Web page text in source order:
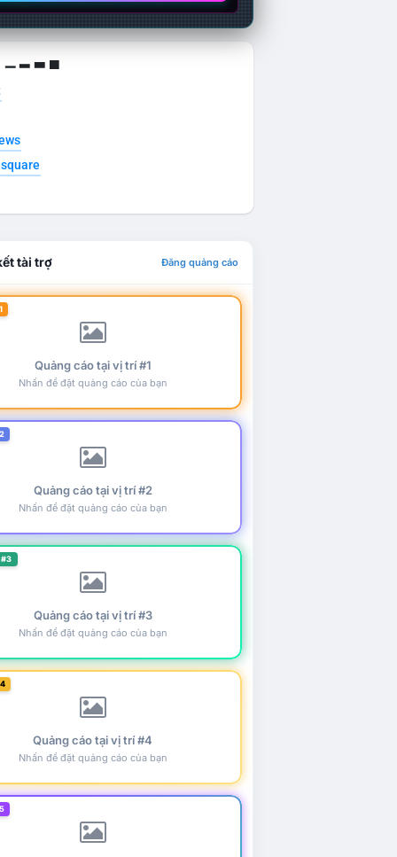
▁ ▂ ▃ ▄
tài trợ Đăng quảng cáo
Quảng cáo tại vị trí #1
Nhấn để đặt quảng cáo của bạn
Quảng cáo tại vị trí #2
Nhấn để đặt quảng cáo của bạn
Quảng cáo tại vị trí #3
Nhấn để đặt quảng cáo của bạn
Quảng cáo tại vị trí #4
Nhấn để đặt quảng cáo của bạn